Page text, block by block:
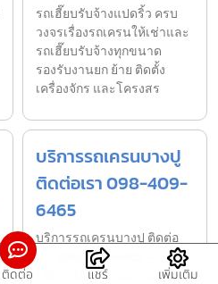
รถเฮี๊ยบรับจ้างแปดริ้ว ครบ
วงจรเรื่องรถเครนให้เช่าและ
รถเฮี๊ยบรับจ้างทุกขนาด
รองรับงานยก ย้าย ติดตั้ง
เครื่องจักร และโครงสร
บริการรถเครนบางปู
ติดต่อเรา 098-409-
6465
บริการรถเครนบางปู ติดต่อ
เรา 098-409-6465 —
บริการให้เช่า รถเครน รถ
ติดต่อ แชร์ เพิ่มเติม